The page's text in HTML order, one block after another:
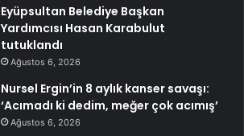
Eyüpsultan Belediye Başkan
Yardımcısı Hasan Karabulut
tutuklandı
Ağustos 6, 2026
Nursel Ergin’in 8 aylık kanser savaşı:
‘Acımadı ki dedim, meğer çok acımış’
Ağustos 6, 2026